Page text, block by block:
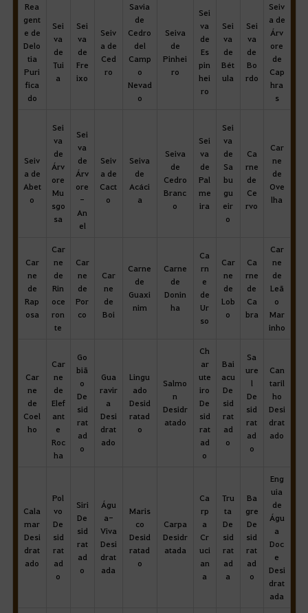
Rea
gent
e de
Delo
tia
Puri
fica
do
Sei
va
de
Tui
a
Sei
va
de
Fre
ixo
Seiv
a de
Ced
ro
Savia
de
Cedro
del
Camp
o
Nevad
o
Seiva
de
Pinhei
ro
Sei
va
de
Es
pin
hei
ro
Sei
va
de
Bét
ula
Sei
va
de
Bo
rdo
Seiv
a de
Árv
ore
de
Cap
hra
s
Seiv
a de
Abet
o
Sei
va
de
Árv
ore
Mu
sgo
sa
Sei
va
de
Árv
ore
-
An
el
Seiv
a de
Cact
o
Seiva
de
Acáci
a
Seiva
de
Cedro
Branc
o
Sei
va
de
Pal
me
ira
Sei
va
de
Sa
bu
gu
eir
o
Ca
rne
de
Ce
rvo
Car
ne
de
Ove
lha
Car
ne
de
Rap
osa
Car
ne
de
Rin
oce
ron
te
Car
ne
de
Por
co
Car
ne
de
Boi
Carne
de
Guaxi
nim
Carne
de
Donin
ha
Ca
rn
e
de
Ur
so
Car
ne
de
Lob
o
Ca
rne
de
Ca
bra
Car
ne
de
Leã
o
Mar
inho
Car
ne
de
Coel
ho
Car
ne
de
Elef
ant
e
Roc
ha
Go
biã
o
De
sid
rat
ad
o
Gua
ravir
a
Desi
drat
ado
Lingu
ado
Desid
ratad
o
Salmo
n
Desidr
atado
Ch
ar
ute
iro
De
sid
rat
ad
o
Bai
acu
De
sid
rat
ad
o
Sa
ure
l
De
sid
rat
ad
o
Can
taril
ho
Desi
drat
ado
Cala
mar
Desi
drat
ado
Pol
vo
De
sid
rat
ad
o
Siri
De
sid
rat
ad
o
Águ
a-
Viva
Desi
drat
ada
Maris
co
Desid
ratad
o
Carpa
Desidr
atada
Ca
rp
a
Cr
uci
an
a
Tru
ta
De
sid
rat
ad
a
Ba
gre
De
sid
rat
ad
o
Eng
uia
de
Águ
a
Doc
e
Desi
drat
ada